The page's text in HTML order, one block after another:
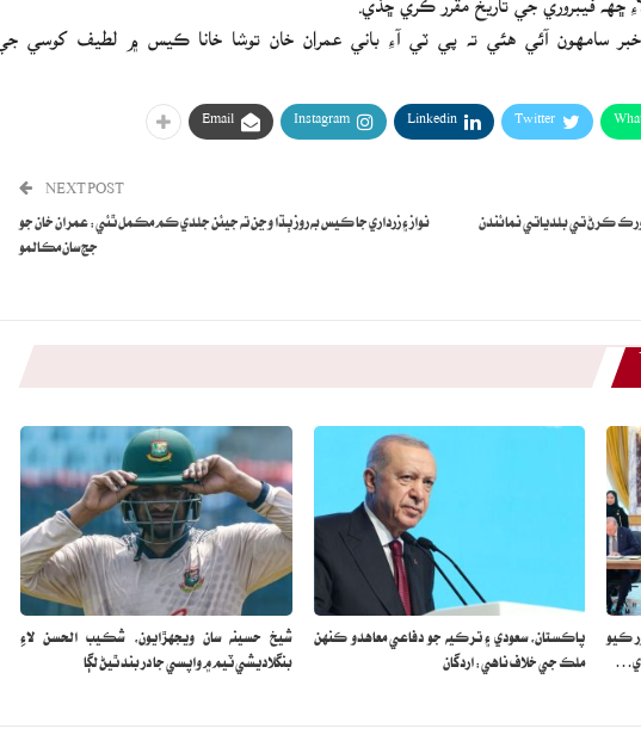
سامهون آئي هئي ته پي ٽي آءِ باني عمران خان توشا خانا ڪيس ۾ لطيف کوسي جي
Twitter
Linkedin
Instagram
Email
ورڪ ڪرڻ تي بلدياتي نمائندن
NEXT POST
نواز ۽ زرداري جا ڪيس به روز ٻڌا وڃن ته جيئن جلدي ڪم مڪمل ٿئي: عمران خان جو
جج سان مڪالمو
ڪيو
پاڪستان، سعودي ۽ ترڪيه جو دفاعي معاهدو ڪنهن
ملڪ جي خلاف ناهي: اردگان
شيخ حسينه سان ويجهڙايون، شڪيب الحسن لاءِ
بنگلاديشي ٽيم ۾ واپسي جا در بند ٿيڻ لڳا